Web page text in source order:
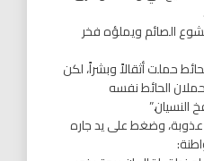
الصائم ويملؤه فخر
حملت أثقالاً وبشراً، لكن
الحائط نفسه
وضغط على يد جاره